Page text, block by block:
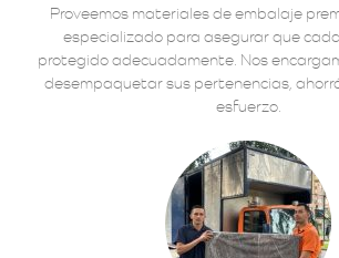
Proveemos materiales de embalaje
especializado para asegurar que
protegido adecuadamente. Nos
desempaquetar sus pertenencias,
esfuerzo.